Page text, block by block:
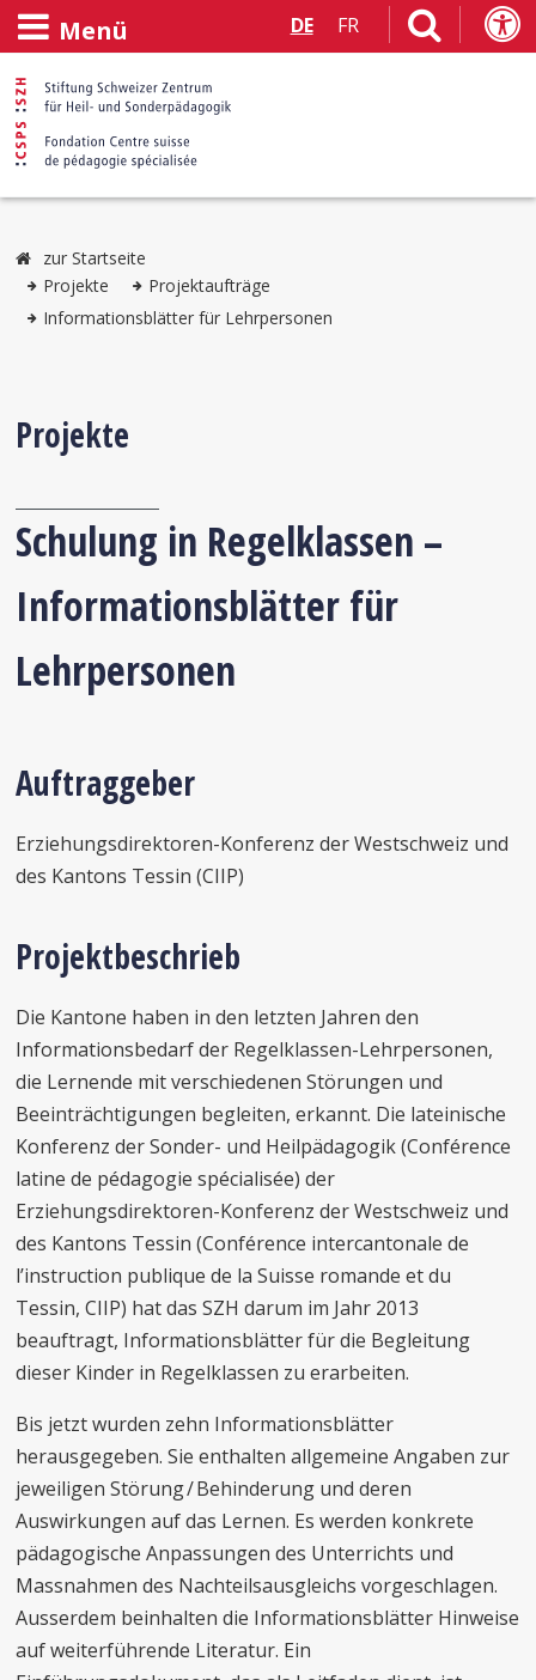
Menü DE FR
zur Startseite
Projekte
Projektaufträge
Informationsblätter für Lehrpersonen
Projekte
Schulung in Regelklassen –
Informationsblätter für
Lehrpersonen
Auftraggeber
Erziehungsdirektoren-Konferenz der Westschweiz und
des Kantons Tessin (CIIP)
Projektbeschrieb
Die Kantone haben in den letzten Jahren den
Informationsbedarf der Regelklassen-Lehrpersonen,
die Lernende mit verschiedenen Störungen und
Beeinträchtigungen begleiten, erkannt. Die lateinische
Konferenz der Sonder- und Heilpädagogik (Conférence
latine de pédagogie spécialisée) der
Erziehungsdirektoren-Konferenz der Westschweiz und
des Kantons Tessin (Conférence intercantonale de
l’instruction publique de la Suisse romande et du
Tessin, CIIP) hat das SZH darum im Jahr 2013
beauftragt, Informationsblätter für die Begleitung
dieser Kinder in Regelklassen zu erarbeiten.
Bis jetzt wurden zehn Informationsblätter
herausgegeben. Sie enthalten allgemeine Angaben zur
jeweiligen Störung / Behinderung und deren
Auswirkungen auf das Lernen. Es werden konkrete
pädagogische Anpassungen des Unterrichts und
Massnahmen des Nachteilsausgleichs vorgeschlagen.
Ausserdem beinhalten die Informationsblätter Hinweise
auf weiterführende Literatur. Ein